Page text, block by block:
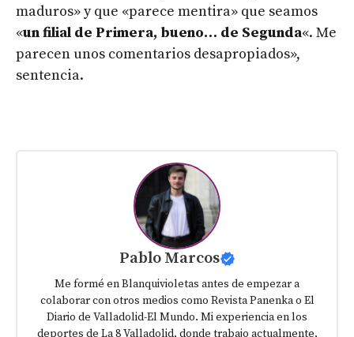
maduros» y que «parece mentira» que seamos
«un filial de Primera, bueno… de Segunda«. Me
parecen unos comentarios desapropiados»,
sentencia.
Pablo Marcos
Me formé en Blanquivioletas antes de empezar a
colaborar con otros medios como Revista Panenka o El
Diario de Valladolid-El Mundo. Mi experiencia en los
deportes de La 8 Valladolid, donde trabajo actualmente,